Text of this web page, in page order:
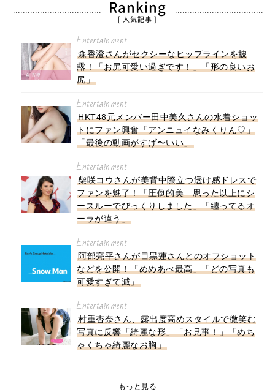
Ranking
[ 人気記事 ]
Entertainment
森香澄さんがセクシーなヒップラインを披
露！「お尻可愛い過ぎです！」「形の良いお
尻」
Entertainment
HKT48元メンバー田中美久さんの水着ショッ
トにファン興奮「アンニュイなみくりん♡」
「最後の動画がすげ〜いい」
Entertainment
柴咲コウさんが美背中際立つ透け感ドレスで
ファンを魅了！「圧倒的美 思った以上にシ
ースルーでびっくりしました」「纏ってるオ
ーラが違う」
Entertainment
阿部亮平さんが目黒蓮さんとのオフショット
などを公開！「めめあべ最高」「どの写真も
可愛すぎて滅」
Entertainment
村重杏奈さん、露出度高めスタイルで微笑む
写真に反響「綺麗な形」「お見事！」「めち
ゃくちゃ綺麗なお胸」
もっと見る